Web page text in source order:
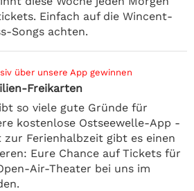
Einfach auf die Wincent-
Songs achten.
über unsere App gewinnen
Freikarten
so viele gute Gründe für
kostenlose Ostseewelle-App -
zur Ferienhalbzeit gibt es einen
Eure Chance auf Tickets für
Air-Theater bei uns im